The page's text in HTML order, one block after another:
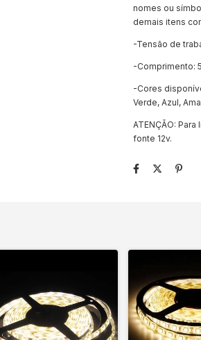
nomes ou
demais itens
-Tensão de
-Comprimento:
-Cores
Verde, Azul,
ATENÇÃO:
fonte 12v.